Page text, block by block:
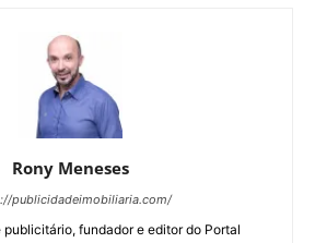
Rony Meneses
publicidadeimobiliaria.com/
publicitário, fundador e editor do Portal